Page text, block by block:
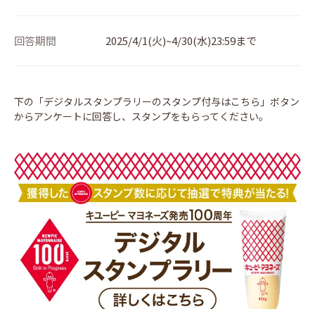
回答期間 2025/4/1(火)~4/30(水)23:59まで
下の「デジタルスタンプラリーのスタンプ付与はこちら」ボタン
からアンケートに回答し、スタンプをもらってください。